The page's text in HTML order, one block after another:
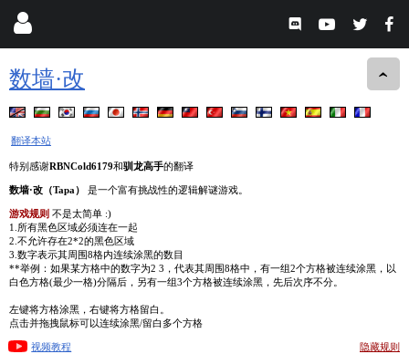
数墙·改
翻译本站
特别感谢RBNCold6179和驯龙高手的翻译
数墙·改（Tapa） 是一个富有挑战性的逻辑解谜游戏。
游戏规则 不是太简单 :)
1.所有黑色区域必须连在一起
2.不允许存在2*2的黑色区域
3.数字表示其周围8格内连续涂黑的数目
**举例：如果某方格中的数字为2 3，代表其周围8格中，有一组2个方格被连续涂黑，以
白色方格(最少一格)分隔后，另有一组3个方格被连续涂黑，先后次序不分。
左键将方格涂黑，右键将方格留白。
点击并拖拽鼠标可以连续涂黑/留白多个方格
视频教程 隐藏规则